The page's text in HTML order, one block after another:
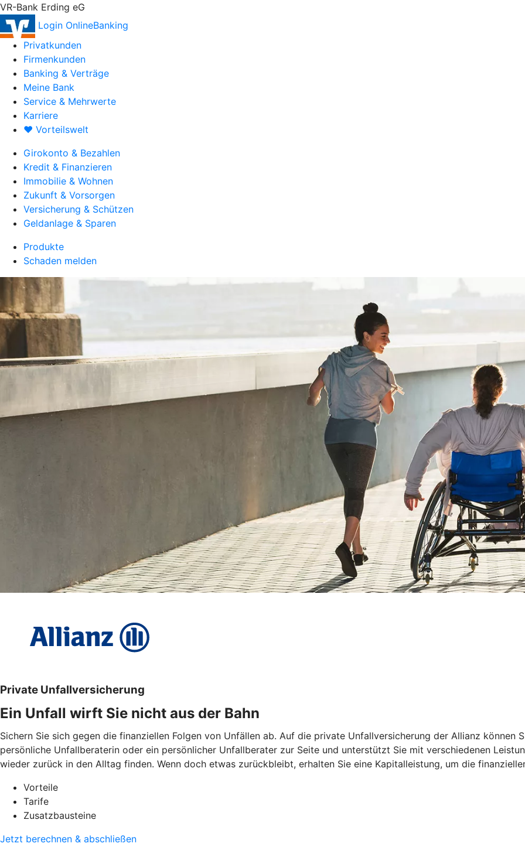
VR-Bank Erding eG
Login OnlineBanking
Privatkunden
Firmenkunden
Banking & Verträge
Meine Bank
Service & Mehrwerte
Karriere
♥ Vorteilswelt
Girokonto & Bezahlen
Kredit & Finanzieren
Immobilie & Wohnen
Zukunft & Vorsorgen
Versicherung & Schützen
Geldanlage & Sparen
Produkte
Schaden melden
Private Unfallversicherung
Ein Unfall wirft Sie nicht aus der Bahn
Sichern Sie sich gegen die finanziellen Folgen von Unfällen ab. Auf die private Unfallversicherung der Allianz können
persönliche Unfallberaterin oder ein persönlicher Unfallberater zur Seite und unterstützt Sie mit verschiedenen
wieder zurück in den Alltag finden. Wenn doch etwas zurückbleibt, erhalten Sie eine Kapitalleistung, um die
Vorteile
Tarife
Zusatzbausteine
Jetzt berechnen & abschließen